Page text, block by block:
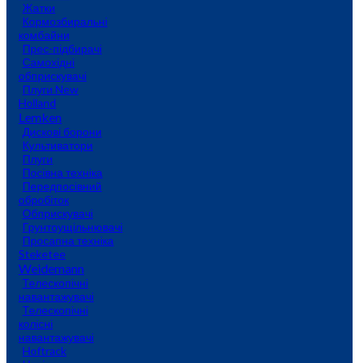
Жатки
Кормозбиральні
комбайни
Прес-підбирачі
Самохідні
обприскувачі
Плуги New
Holland
Lemken
Дискові борони
Культиватори
Плуги
Посівна техніка
Передпосівний
обробіток
Обприскувачі
Грунтоущільнювачі
Просапна техніка
Steketee
Weidemann
Телескопічні
навантажувачі
Телескопічні
колісні
навантажувачі
Hoftrack